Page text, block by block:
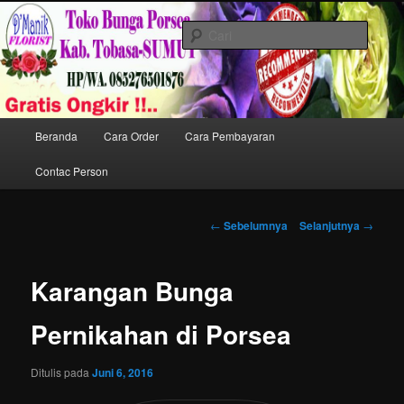
Langsung
ke
konten
utamaToko Karangan Bunga di Porsea
HP. 085276501876
Toko Karangan Bunga di Porsea Melayani pemesanan Karangan Bunga
ucapan Berdukacita / Belasungkawa,Resepsi Pernikahan/ Wedding dan
Peresmian di Kota Porsea Kab.Tobasa Prov.Sumut.
Cari
Beranda Cara Order Cara Pembayaran
Contac Person
Navigasi
← Sebelumnya Selanjutnya →
Karangan Bunga
Pernikahan di Porsea
Ditulis padaJuni 6, 2016